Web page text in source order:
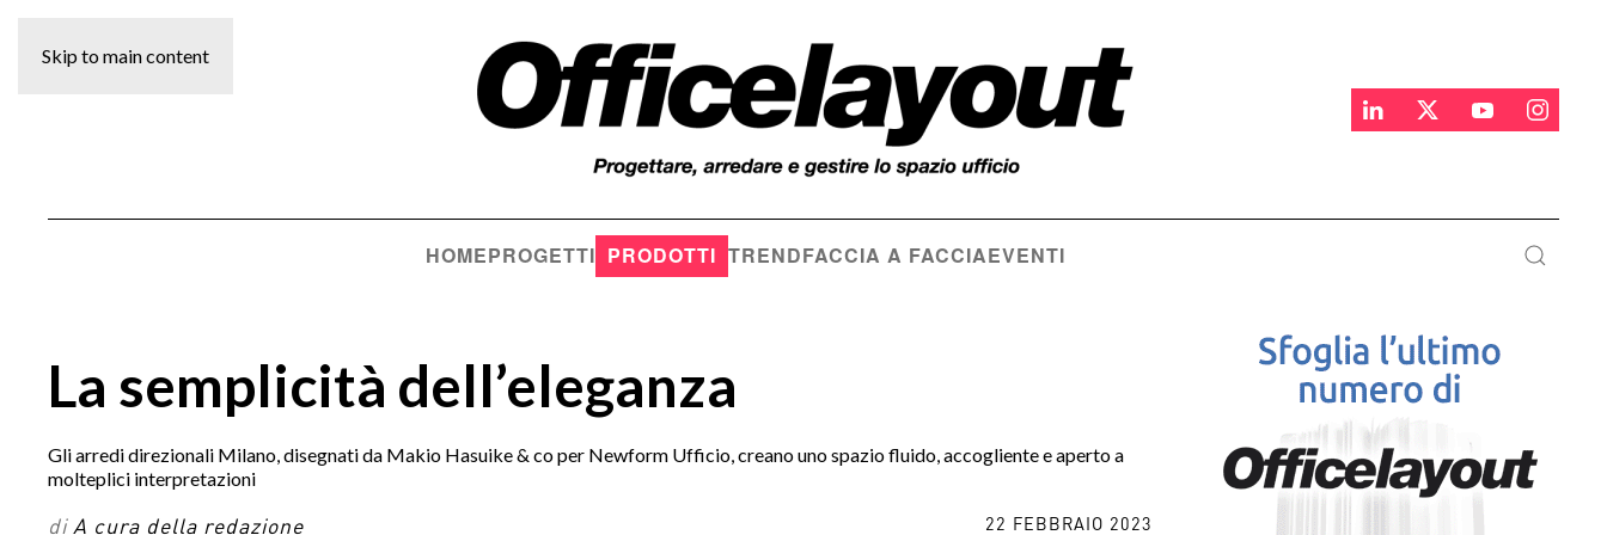
Skip to main content
HOMEPROGETTI PRODOTTI TRENDFACCIA A FACCIAEVENTI
La semplicità dell’eleganza
Gli arredi direzionali Milano, disegnati da Makio Hasuike & co per Newform Ufficio, creano uno spazio fluido, accogliente e aperto a
molteplici interpretazioni
di A cura della redazione 22 FEBBRAIO 2023